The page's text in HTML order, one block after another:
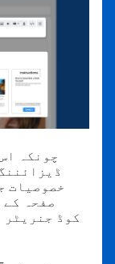
چونکہ
خصوصیات
صفحہ